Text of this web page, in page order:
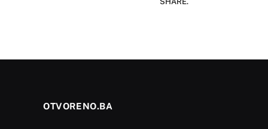
OTVORENO.BA